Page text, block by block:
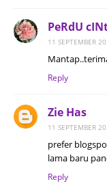
PeRdU
11 SEPTEMBER
Reply
Zie Has
11 SEPTEMBER
prefer
lama baru
Reply